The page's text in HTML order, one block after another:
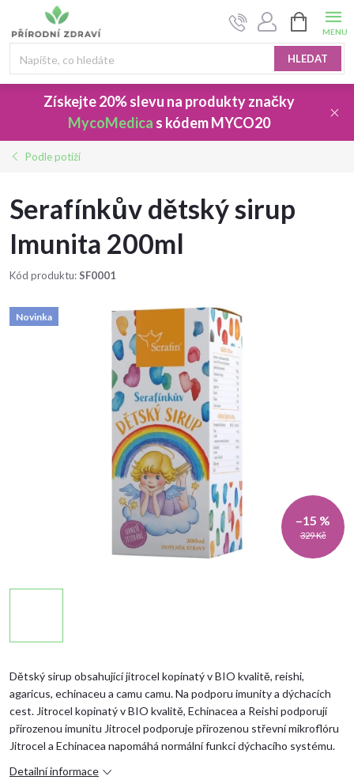
obsah
HLEDAT
KOŠÍK
Získejte 20% slevu na produkty značky
MycoMedica s kódemMYCO20
Podle potíží
Serafínkův dětský sirup
Imunita 200ml
Kód produktu:SF0001
Novinka
329 Kč
–15 %
Dětský sirup obsahující jitrocel kopinatý v BIO kvalitě, reishi,
agaricus, echinaceu a camu camu. Na podporu imunity a dýchacích
cest.Jitrocel kopinatý v BIO kvalitě, Echinacea a Reishi podporují
přirozenou imunitu Jitrocel podporuje přirozenou střevní mikroflóru
Jitrocel a Echinacea napomáhá normální funkci dýchacího systému.
Detailní informace